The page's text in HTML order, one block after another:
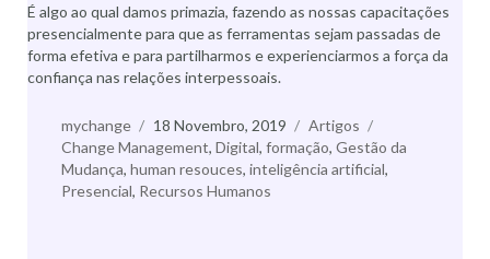
É algo ao qual damos primazia, fazendo as nossas capacitações
presencialmente para que as ferramentas sejam passadas de
forma efetiva e para partilharmos e experienciarmos a força da
confiança nas relações interpessoais.
Autor
mychange
Publicado
a
18 Novembro, 2019 Categorias
Artigos
Change Management, Digital, formação, Gestão da
Mudança, human resouces, inteligência artificial,
Presencial, Recursos Humanos